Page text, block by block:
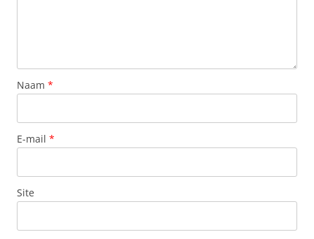
Naam *
E-mail *
Site